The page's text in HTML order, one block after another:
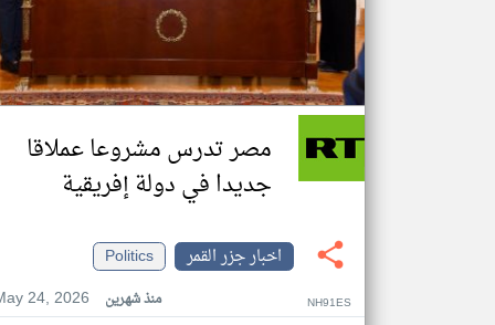
مصر تدرس مشروعا عملاقا
جديدا في دولة إفريقية
اخبار جزر القمر
Politics
24, 2026
منذ شهرين NH91ES